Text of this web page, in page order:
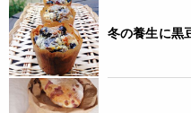
冬の養生に黒